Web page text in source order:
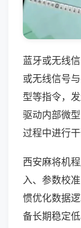
蓝牙或无线
或无线信号
型等指令，
驱动内部微
过程中进行
西安麻将机
入、参数校
惯优化数据
备长期稳定低